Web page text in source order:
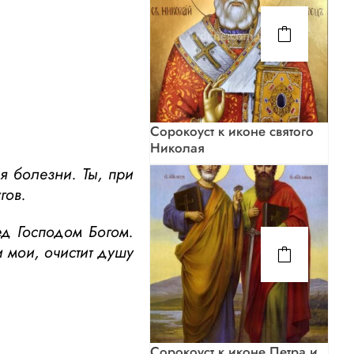
болезни. Ты, при
Господом Богом.
мои, очистит душу
Сорокоуст к иконе святого
Николая